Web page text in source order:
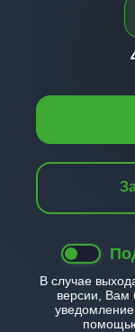
В случае
версии, Вам